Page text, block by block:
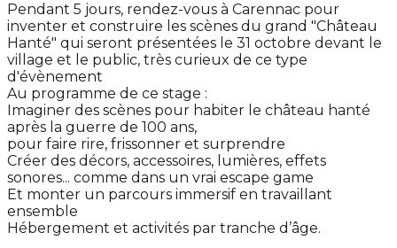
Pendant 5 jours, rendez-vous à Carennac pour
inventer et construire les scènes du grand "Château
Hanté" qui seront présentées le 31 octobre devant le
village et le public, très curieux de ce type
d'évènement
Au programme de ce stage :
Imaginer des scènes pour habiter le château hanté
après la guerre de 100 ans,
pour faire rire, frissonner et surprendre
Créer des décors, accessoires, lumières, effets
sonores... comme dans un vrai escape game
Et monter un parcours immersif en travaillant
ensemble
Hébergement et activités par tranche d’âge.